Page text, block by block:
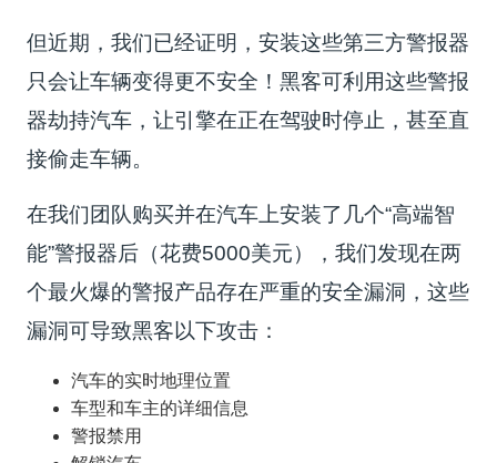
但近期，我们已经证明，安装这些第三方警报器
只会让车辆变得更不安全！黑客可利用这些警报
器劫持汽车，让引擎在正在驾驶时停止，甚至直
接偷走车辆。
在我们团队购买并在汽车上安装了几个“高端智
能”警报器后（花费5000美元），我们发现在两
个最火爆的警报产品存在严重的安全漏洞，这些
漏洞可导致黑客以下攻击：
汽车的实时地理位置
车型和车主的详细信息
警报禁用